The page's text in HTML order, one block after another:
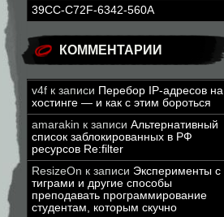
39CC-C72F-6342-560A
КОММЕНТАРИИ
v4f к записи Перебор IP-адресов на
хостинге — и как с этим бороться
amarakin к записи Альтернативный
список заблокированных в РФ
ресурсов Re:filter
ResizeOn к записи Эксперименты с
тиграми и другие способы
преподавать программирование
студентам, которым скучно